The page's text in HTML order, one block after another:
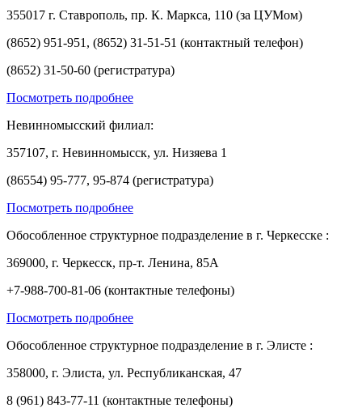
355017 г. Ставрополь, пр. К. Маркса, 110 (за ЦУМом)
(8652) 951-951, (8652) 31-51-51 (контактный телефон)
(8652) 31-50-60 (регистратура)
Посмотреть подробнее
Невинномысский филиал:
357107, г. Невинномысск, ул. Низяева 1
(86554) 95-777, 95-874 (регистратура)
Посмотреть подробнее
Обособленное структурное подразделение в г. Черкесске :
369000, г. Черкесск, пр-т. Ленина, 85А
+7-988-700-81-06 (контактные телефоны)
Посмотреть подробнее
Обособленное структурное подразделение в г. Элисте :
358000, г. Элиста, ул. Республиканская, 47
8 (961) 843-77-11 (контактные телефоны)